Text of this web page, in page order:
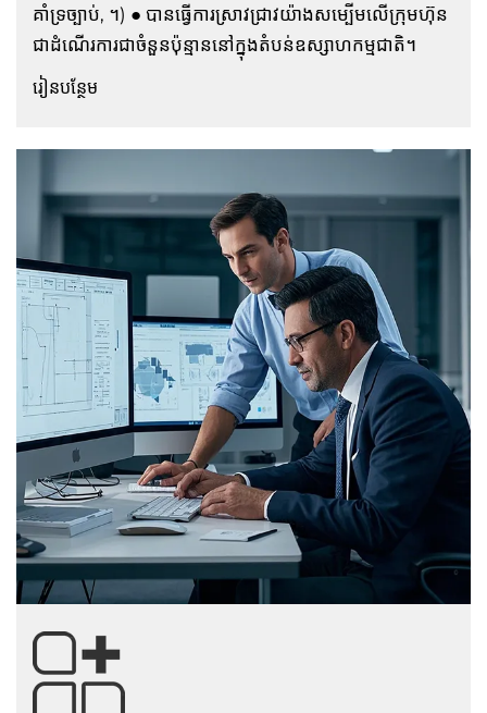
គាំទ្រច្បាប់, ។) ● បានធ្វើការស្រាវជ្រាវយ៉ាងសម្បើមលើក្រុមហ៊ុន
ជាដំណើរការជាចំនួនប៉ុន្មាននៅក្នុងតំបន់ឧស្សាហកម្មជាតិ។
រៀនបន្ថែម